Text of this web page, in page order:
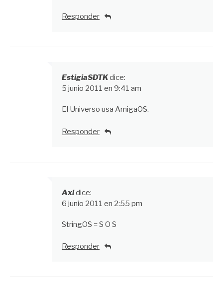
Responder
EstigiaSDTKdice:
5 junio 2011 en 9:41 am
El Universo usa AmigaOS.
Responder
Axldice:
6 junio 2011 en 2:55 pm
StringOS = S O S
Responder